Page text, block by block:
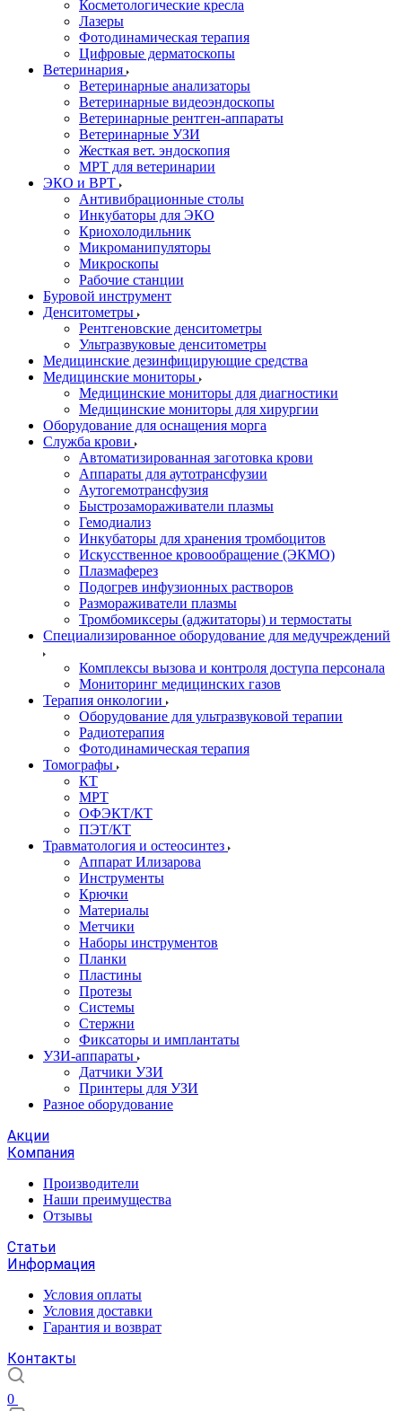
Косметологические кресла
Лазеры
Фотодинамическая терапия
Цифровые дерматоскопы
Ветеринария
Ветеринарные анализаторы
Ветеринарные видеоэндоскопы
Ветеринарные рентген-аппараты
Ветеринарные УЗИ
Жесткая вет. эндоскопия
МРТ для ветеринарии
ЭКО и ВРТ
Антивибрационные столы
Инкубаторы для ЭКО
Криохолодильник
Микроманипуляторы
Микроскопы
Рабочие станции
Буровой инструмент
Денситометры
Рентгеновские денситометры
Ультразвуковые денситометры
Медицинские дезинфицирующие средства
Медицинские мониторы
Медицинские мониторы для диагностики
Медицинские мониторы для хирургии
Оборудование для оснащения морга
Служба крови
Автоматизированная заготовка крови
Аппараты для аутотрансфузии
Аутогемотрансфузия
Быстрозамораживатели плазмы
Гемодиализ
Инкубаторы для хранения тромбоцитов
Искусственное кровообращение (ЭКМО)
Плазмаферез
Подогрев инфузионных растворов
Размораживатели плазмы
Тромбомиксеры (аджитаторы) и термостаты
Специализированное оборудование для медучреждений
Комплексы вызова и контроля доступа персонала
Мониторинг медицинских газов
Терапия онкологии
Оборудование для ультразвуковой терапии
Радиотерапия
Фотодинамическая терапия
Томографы
КТ
МРТ
ОФЭКТ/КТ
ПЭТ/КТ
Травматология и остеосинтез
Аппарат Илизарова
Инструменты
Крючки
Материалы
Метчики
Наборы инструментов
Планки
Пластины
Протезы
Системы
Стержни
Фиксаторы и имплантаты
УЗИ-аппараты
Датчики УЗИ
Принтеры для УЗИ
Разное оборудование
Акции
Компания
Производители
Наши преимущества
Отзывы
Статьи
Информация
Условия оплаты
Условия доставки
Гарантия и возврат
Контакты
0